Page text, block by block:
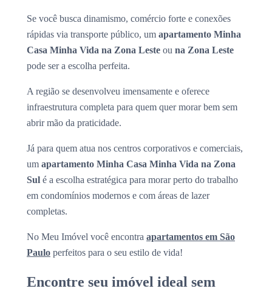
Se você busca dinamismo, comércio forte e conexões
rápidas via transporte público, um apartamento Minha
Casa Minha Vida na Zona Leste ou na Zona Leste
pode ser a escolha perfeita.
A região se desenvolveu imensamente e oferece
infraestrutura completa para quem quer morar bem sem
abrir mão da praticidade.
Já para quem atua nos centros corporativos e comerciais,
um apartamento Minha Casa Minha Vida na Zona
Sul é a escolha estratégica para morar perto do trabalho
em condomínios modernos e com áreas de lazer
completas.
No Meu Imóvel você encontra apartamentos em São
Paulo perfeitos para o seu estilo de vida!
Encontre seu imóvel ideal sem